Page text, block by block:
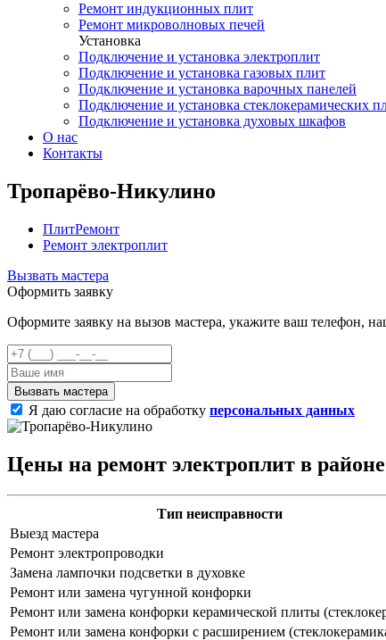
Ремонт индукционных плит
Ремонт микроволновых печей
Установка
Подключение и установка электроплит
Подключение и установка газовых плит
Подключение и установка варочных панелей
Подключение и установка стеклокерамических
Подключение и установка духовых шкафов
О нас
Контакты
Тропарёво-Никулино
ПлитРемонт
Ремонт электроплит
Вызвать мастера
Оформить заявку
Оформите заявку на вызов мастера, укажите ваш телефон,
Я даю согласие на обработку персональных данных
Цены на ремонт электроплит в
Тип неисправности
Выезд мастера
Ремонт электропроводки
Замена лампочки подсветки в духовке
Ремонт или замена чугунной конфорки
Ремонт или замена конфорки керамической плиты
Ремонт или замена конфорки с расширением